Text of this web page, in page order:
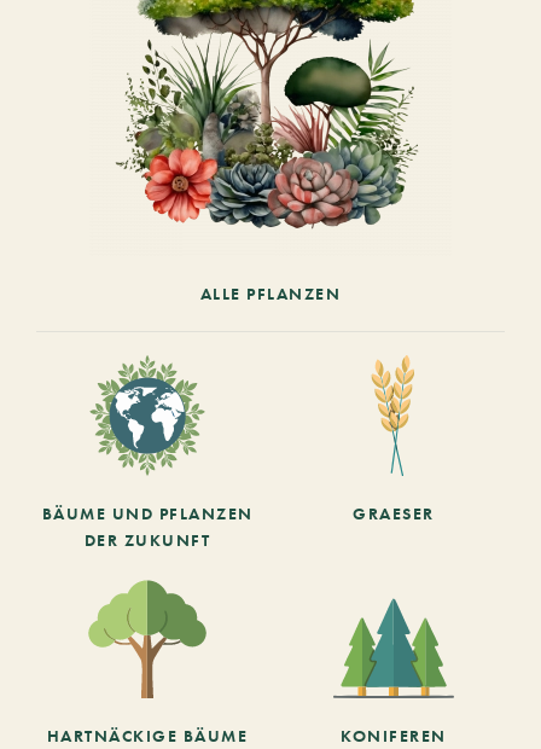
ALLE PFLANZEN
BÄUME UND PFLANZEN
DER ZUKUNFT
GRAESER
HARTNÄCKIGE BÄUME
KONIFEREN